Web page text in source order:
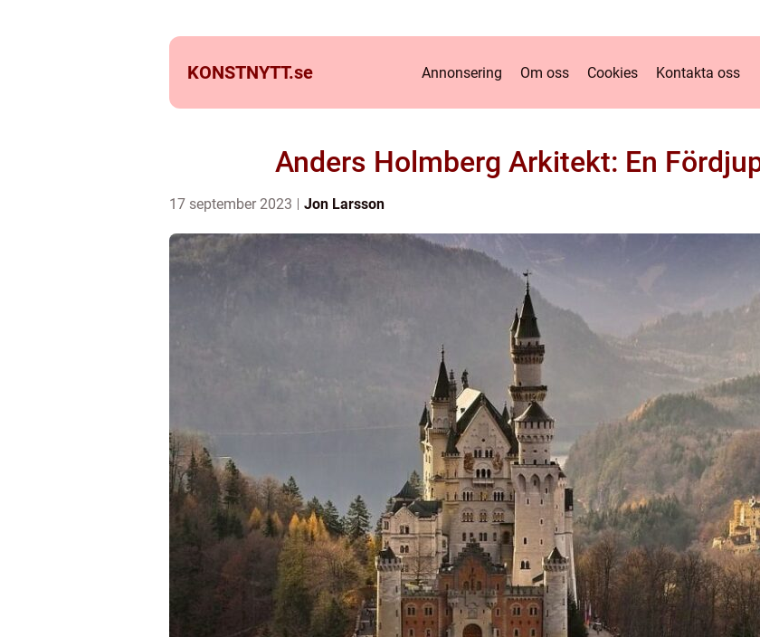
KONSTNYTT.se Annonsering Om oss Cookies Kontakta oss
Anders Holmberg Arkitekt: En
17 september 2023 Jon Larsson